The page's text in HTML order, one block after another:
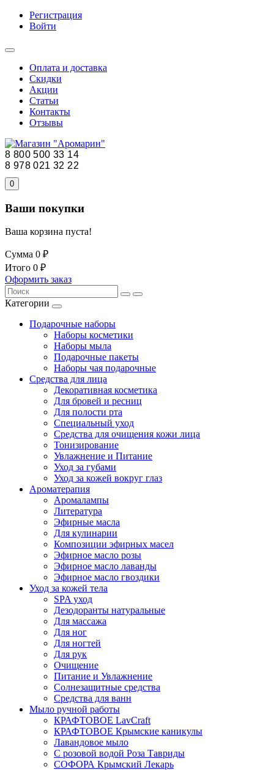
Регистрация
Войти
Оплата и доставка
Скидки
Акции
Статьи
Контакты
Отзывы
8 800 500 33 14
8 978 021 32 22
0
Ваши покупки
Ваша корзина пуста!
Сумма 0 ₽
Итого 0 ₽
Оформить заказ
Категории
Подарочные наборы
Наборы косметики
Наборы мыла
Подарочные пакеты
Наборы чая подарочные
Средства для лица
Декоративная косметика
Для бровей и ресниц
Для полости рта
Специальный уход
Средства для очищения кожи лица
Тонизирование
Увлажнение и Питание
Уход за губами
Уход за кожей вокруг глаз
Ароматерапия
Аромалампы
Литература
Эфирные масла
Для кулинарии
Композиции эфирных масел
Эфирное масло розы
Эфирное масло лаванды
Эфирное масло гвоздики
Уход за кожей тела
SPA уход
Дезодоранты натуральные
Для массажа
Для ног
Для ногтей
Для рук
Очищение
Питание и Увлажнение
Солнезащитные средства
Средства для ванн
Мыло ручной работы
КРАФТОВОЕ LavCraft
КРАФТОВОЕ Крымские каникулы
Лавандовое мыло
С розовой водой Роза Тавриды
СОФОРА Крымский Лекарь